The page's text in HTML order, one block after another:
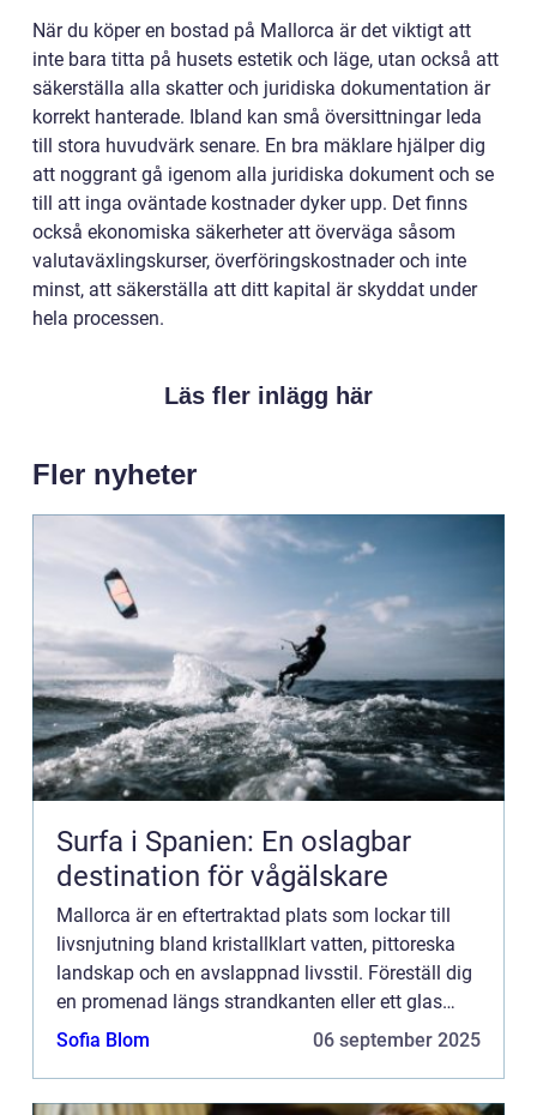
När du köper en bostad på Mallorca är det viktigt att
inte bara titta på husets estetik och läge, utan också att
säkerställa alla skatter och juridiska dokumentation är
korrekt hanterade. Ibland kan små översittningar leda
till stora huvudvärk senare. En bra mäklare hjälper dig
att noggrant gå igenom alla juridiska dokument och se
till att inga oväntade kostnader dyker upp. Det finns
också ekonomiska säkerheter att överväga såsom
valutaväxlingskurser, överföringskostnader och inte
minst, att säkerställa att ditt kapital är skyddat under
hela processen.
Läs fler inlägg här
Fler nyheter
Surfa i Spanien: En oslagbar
destination för vågälskare
Mallorca är en eftertraktad plats som lockar till
livsnjutning bland kristallklart vatten, pittoreska
landskap och en avslappnad livsstil. Föreställ dig
en promenad längs strandkanten eller ett glas
vino på terrassen med uts...
Sofia Blom 06 september 2025